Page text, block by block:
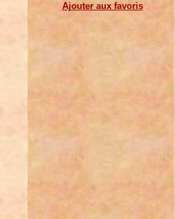
Ajouter aux favoris